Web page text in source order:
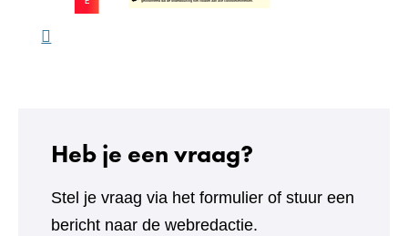
Heb je een vraag?
Stel je vraag via het formulier of stuur een
bericht naar de webredactie.